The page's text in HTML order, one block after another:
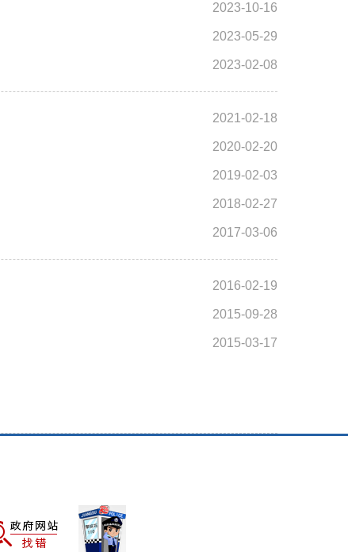
2023-10-16
2023-05-29
2023-02-08
2021-02-18
2020-02-20
2019-02-03
2018-02-27
2017-03-06
2016-02-19
2015-09-28
2015-03-17